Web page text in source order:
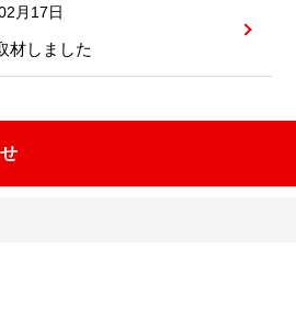
月17日
材しました